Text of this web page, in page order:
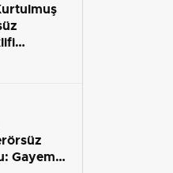
Gayemiz